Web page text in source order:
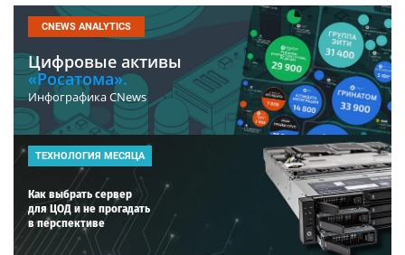
CNEWS ANALYTICS
Цифровые активы
«Росатома».
Инфографика CNews
ТЕХНОЛОГИЯ МЕСЯЦА
Как выбрать сервер
для ЦОД и не прогадать
в перспективе